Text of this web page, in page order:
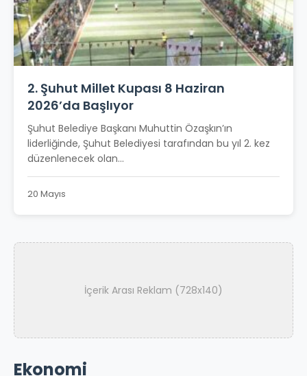
2. Şuhut Millet Kupası 8 Haziran
2026’da Başlıyor
Şuhut Belediye Başkanı Muhuttin Özaşkın’ın
liderliğinde, Şuhut Belediyesi tarafından bu yıl 2. kez
düzenlenecek olan...
20 Mayıs
İçerik Arası Reklam (728x140)
Ekonomi